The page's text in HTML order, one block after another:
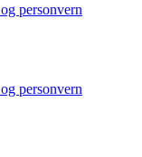
personvern
personvern